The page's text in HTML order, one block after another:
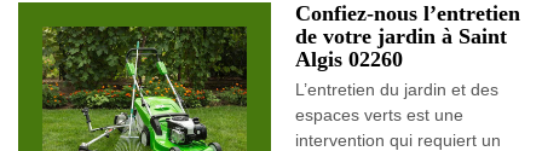
Confiez-nous l’entretien
de votre jardin à Saint
Algis 02260
L’entretien du jardin et des
espaces verts est une
intervention qui requiert un